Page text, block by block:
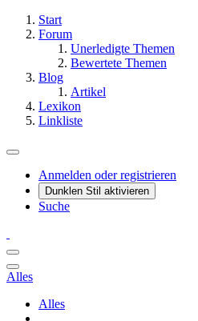
Start
Forum
Unerledigte Themen
Bewertete Themen
Blog
Artikel
Lexikon
Linkliste
Anmelden oder registrieren
Dunklen Stil aktivieren
Suche
Alles
Alles